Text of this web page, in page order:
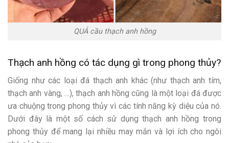
QUẢ cầu thạch anh hồng
Thạch anh hồng có tác dụng gì trong phong thủy?
Giống như các loại đá thạch anh khác (như thạch anh tím,
thạch anh vàng, …), thạch anh hồng cũng là một loại đá được
ưa chuộng trong phong thủy vì các tính năng kỳ diệu của nó.
Dưới đây là một số cách sử dụng thạch anh hồng trong
phong thủy để mang lại nhiều may mắn và lợi ích cho ngôi